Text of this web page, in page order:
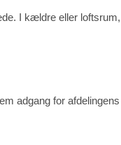
I kældre eller loftsrum,
adgang for afdelingens